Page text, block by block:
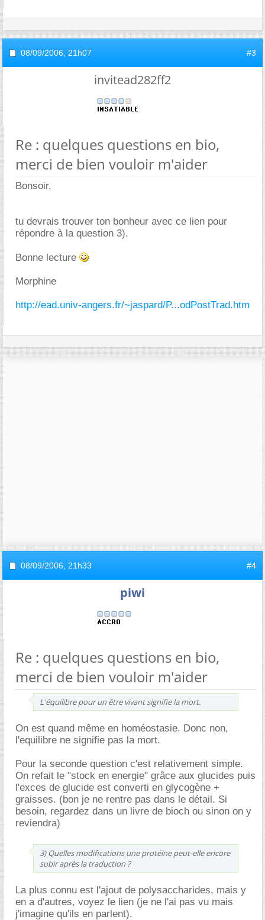
08/09/2006, 21h07 #3
invitead282ff2
Re : quelques questions en bio,
merci de bien vouloir m'aider
Bonsoir,
tu devrais trouver ton bonheur avec ce lien pour
répondre à la question 3).
Bonne lecture
Morphine
http://ead.univ-angers.fr/~jaspard/P...odPostTrad.htm
08/09/2006, 21h33 #4
piwi
Re : quelques questions en bio,
merci de bien vouloir m'aider
L'équilibre pour un être vivant signifie la mort.
On est quand même en homéostasie. Donc non,
l'equilibre ne signifie pas la mort.
Pour la seconde question c'est relativement simple.
On refait le "stock en energie" grâce aux glucides puis
l'exces de glucide est converti en glycogène +
graisses. (bon je ne rentre pas dans le détail. Si
besoin, regardez dans un livre de bioch ou sinon on y
reviendra)
3) Quelles modifications une protéine peut-elle encore
subir après la traduction ?
La plus connu est l'ajout de polysaccharides, mais y
en a d'autres, voyez le lien (je ne l'ai pas vu mais
j'imagine qu'ils en parlent).